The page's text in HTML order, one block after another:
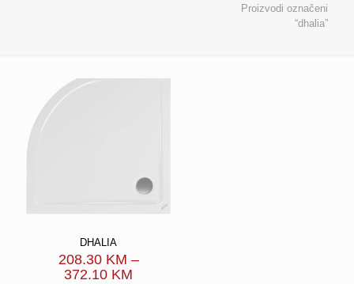
Proizvodi označeni
“dhalia”
DHALIA
208.30 KM –
372.10 KM